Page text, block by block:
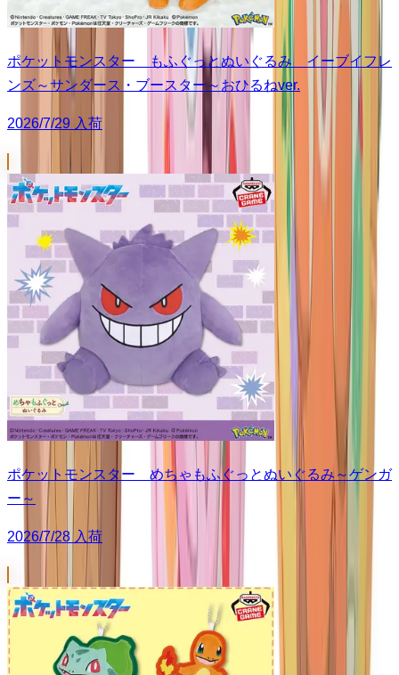
ポケットモンスター もふぐっとぬいぐるみ イーブイフレ
ンズ～サンダース・ブースター～おひるねver.
2026/7/29 入荷
ポケットモンスター めちゃもふぐっとぬいぐるみ～ゲンガ
ー～
2026/7/28 入荷